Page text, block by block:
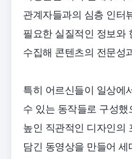
관계자들과의 심층 인터
필요한 실질적인 정보와
수집해 콘텐츠의 전문성
특히 어르신들이 일상에
수 있는 동작들로 구성
높인 직관적인 디자인의
담긴 동영상을 만들어